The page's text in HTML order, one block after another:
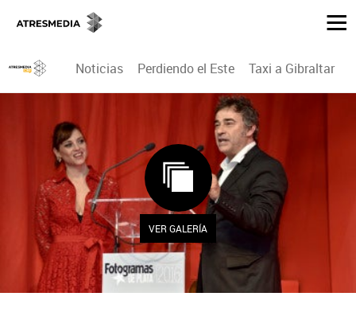
Noticias Perdiendo el Este Taxi a Gibraltar
VER GALERÍA